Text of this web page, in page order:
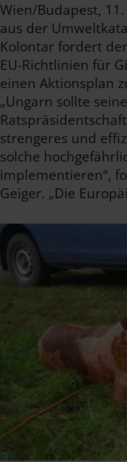
Wien/Budapest,
aus der
Kolontar fordert
EU-Richtlinien für
einen Aktionsplan
„Ungarn sollte
strengeres und
solche
implementieren“,
Geiger. „Die